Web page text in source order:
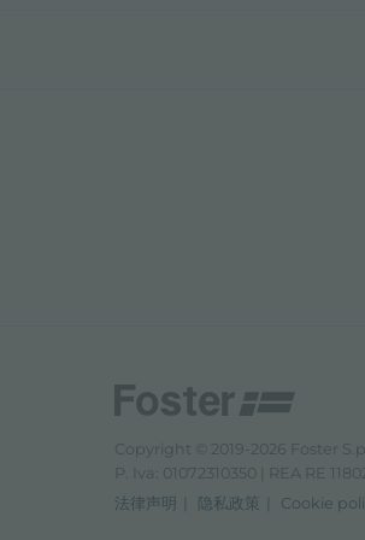
Copyright © 2019-2026 Foster
P. Iva: 01072310350 | REA RE
法律声明
隐私政策 Cookie